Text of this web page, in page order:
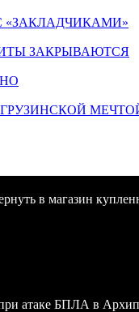
ЗАКРЫВАЮТСЯ
в магазин
атаке БПЛА в